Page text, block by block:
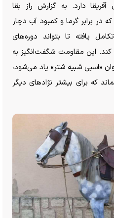
دارد. به گزارش راز بقا
در برابر گرما و کمبود آب دچار
یافته تا بتواند دوره‌های
کند. این مقاومت شگفت‌انگیز به
«اسبی شبیه شتر» یاد می‌شود،
که برای بیشتر نژاد‌های دیگر